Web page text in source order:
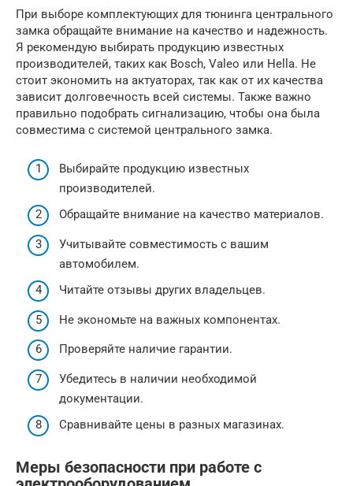
При выборе комплектующих для тюнинга центрального
замка обращайте внимание на качество и надежность.
Я рекомендую выбирать продукцию известных
производителей, таких как Bosch, Valeo или Hella. Не
стоит экономить на актуаторах, так как от их качества
зависит долговечность всей системы. Также важно
правильно подобрать сигнализацию, чтобы она была
совместима с системой центрального замка.
Выбирайте продукцию известных
производителей.
Обращайте внимание на качество материалов.
Учитывайте совместимость с вашим
автомобилем.
Читайте отзывы других владельцев.
Не экономьте на важных компонентах.
Проверяйте наличие гарантии.
Убедитесь в наличии необходимой
документации.
Сравнивайте цены в разных магазинах.
Меры безопасности при работе с